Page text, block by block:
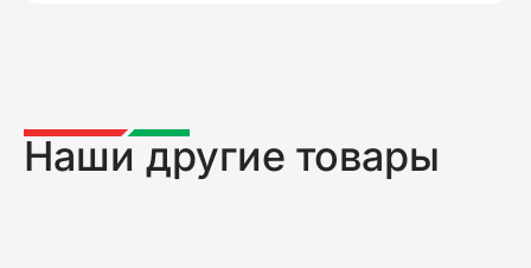
Наши другие товары